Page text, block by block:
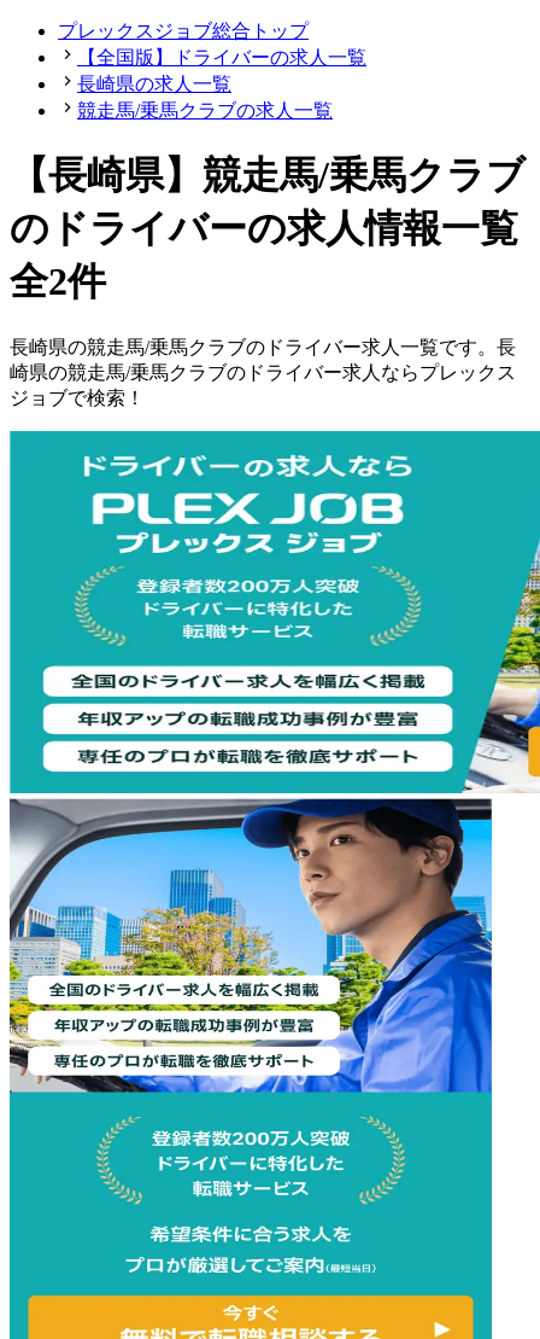
プレックスジョブ総合トップ
【全国版】ドライバーの求人一覧
長崎県の求人一覧
競走馬/乗馬クラブの求人一覧
【長崎県】競走馬/乗馬クラブ
のドライバーの求人情報一覧
全2件
長崎県の競走馬/乗馬クラブの ドライバー求人一覧です。 長
崎県の競走馬/乗馬クラブの ドライバー求人ならプレックス
ジョブで検索！